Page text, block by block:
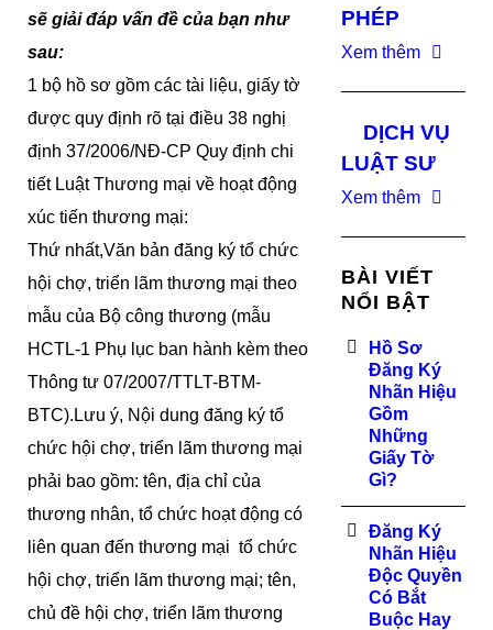
sẽ giải đáp vấn đề của bạn như
sau:
1 bộ hồ sơ gồm các tài liệu, giấy tờ
được quy định rõ tại điều 38 nghị
định 37/2006/NĐ-CP Quy định chi
tiết Luật Thương mại về hoạt động
xúc tiến thương mại:
Thứ nhất,Văn bản đăng ký tổ chức
hội chợ, triển lãm thương mại theo
mẫu của Bộ công thương (mẫu
HCTL-1 Phụ lục ban hành kèm theo
Thông tư 07/2007/TTLT-BTM-
BTC).Lưu ý, Nội dung đăng ký tổ
chức hội chợ, triển lãm thương mại
phải bao gồm: tên, địa chỉ của
thương nhân, tổ chức hoạt động có
liên quan đến thương mại tổ chức
hội chợ, triển lãm thương mại; tên,
chủ đề hội chợ, triển lãm thương
PHÉP
Xem thêm
DỊCH VỤ
LUẬT SƯ
Xem thêm
BÀI VIẾT
NỔI BẬT
Hồ Sơ
Đăng Ký
Nhãn Hiệu
Gồm
Những
Giấy Tờ
Gì?
Đăng Ký
Nhãn Hiệu
Độc Quyền
Có Bắt
Buộc Hay